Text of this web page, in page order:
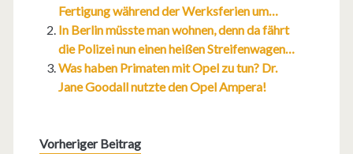
Fertigung während der Werksferien um…
In Berlin müsste man wohnen, denn da fährt
die Polizei nun einen heißen Streifenwagen…
Was haben Primaten mit Opel zu tun? Dr.
Jane Goodall nutzte den Opel Ampera!
Vorheriger Beitrag